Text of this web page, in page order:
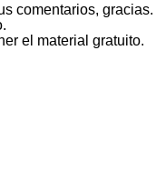
comentarios, gracias.
el material gratuito.